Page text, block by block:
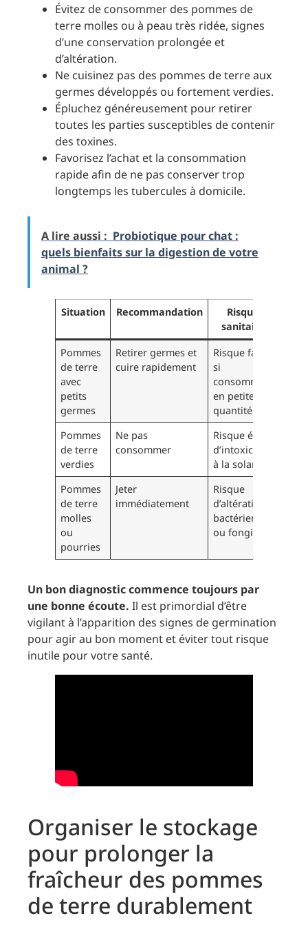
Évitez de consommer des pommes de
terre molles ou à peau très ridée, signes
d’une conservation prolongée et
d’altération.
Ne cuisinez pas des pommes de terre aux
germes développés ou fortement verdies.
Épluchez généreusement pour retirer
toutes les parties susceptibles de contenir
des toxines.
Favorisez l’achat et la consommation
rapide afin de ne pas conserver trop
longtemps les tubercules à domicile.
A lire aussi : Probiotique pour chat :
quels bienfaits sur la digestion de votre
animal ?
Situation Recommandation
Risques
sanitaires
Pommes
de terre
avec
petits
germes
Retirer germes et
cuire rapidement
Risque faible
si
consommées
en petite
quantité
Pommes
de terre
verdies
Ne pas
consommer
Risque élevé
d’intoxication
à la solanine
Pommes
de terre
molles
ou
pourries
Jeter
immédiatement
Risque
d’altération
bactérienne
ou fongique
Un bon diagnostic commence toujours par
une bonne écoute. Il est primordial d’être
vigilant à l’apparition des signes de germination
pour agir au bon moment et éviter tout risque
inutile pour votre santé.
Organiser le stockage
pour prolonger la
fraîcheur des pommes
de terre durablement